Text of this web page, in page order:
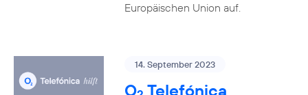
Europäischen Union auf.
14. September 2023
O Telefónica